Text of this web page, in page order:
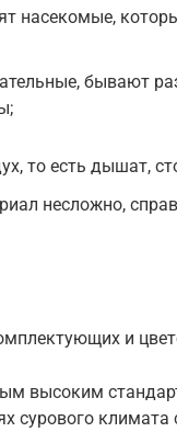
насекомые,
бывают
то есть дышат,
несложно,
и
высоким
сурового климата